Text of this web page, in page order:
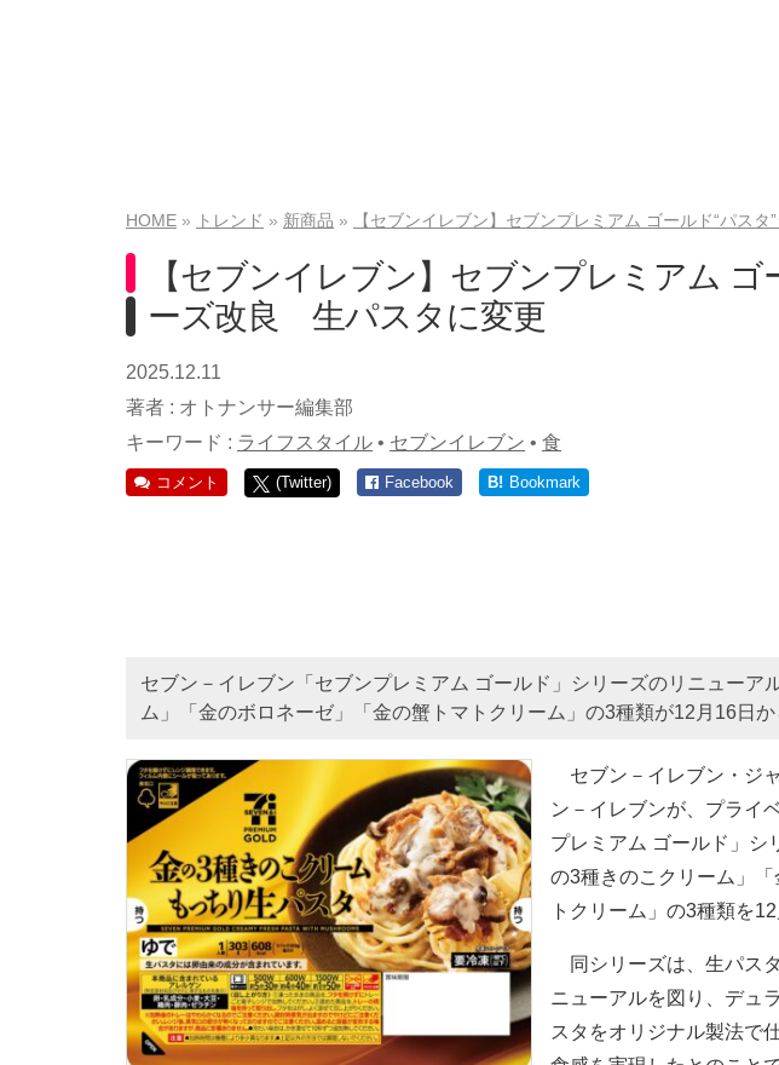
HOME トレンド 新商品 【セブンイレブン】セブンプレミアム ゴールド“パス
【セブンイレブン】セブンプレミアム ゴ
ーズ改良 生パスタに変更
2025.12.11
著者 : オトナンサー編集部
キーワード : ライフスタイル • セブンイレブン • 食
コメント (Twitter) Facebook B! Bookmark
セブン－イレブン「セブンプレミアム ゴールド」シリーズのリニューア
ム」「金のボロネーゼ」「金の蟹トマトクリーム」の3種類が12月16日か
セブン－イレブン・ジ
ン－イレブンが、プライ
プレミアム ゴールド」シ
の3種きのこクリーム」
トクリーム」の3種類を
同シリーズは、生パス
ニューアルを図り、デュ
スタをオリジナル製法で